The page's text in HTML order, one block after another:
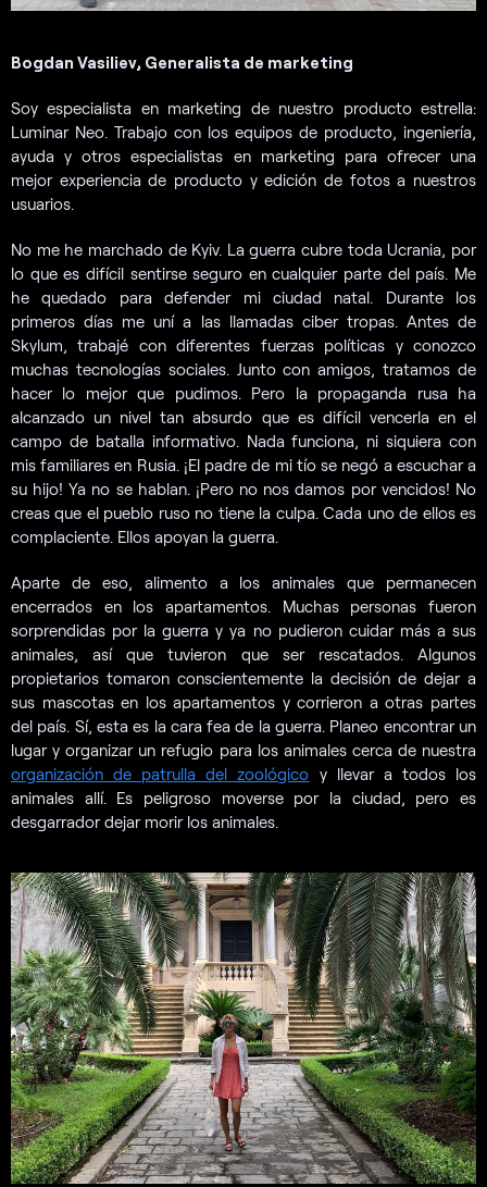
Bogdan Vasiliev, Generalista de marketing
Soy especialista en marketing de nuestro producto estrella:
Luminar Neo. Trabajo con los equipos de producto, ingeniería,
ayuda y otros especialistas en marketing para ofrecer una
mejor experiencia de producto y edición de fotos a nuestros
usuarios.
No me he marchado de Kyiv. La guerra cubre toda Ucrania, por
lo que es difícil sentirse seguro en cualquier parte del país. Me
he quedado para defender mi ciudad natal. Durante los
primeros días me uní a las llamadas ciber tropas. Antes de
Skylum, trabajé con diferentes fuerzas políticas y conozco
muchas tecnologías sociales. Junto con amigos, tratamos de
hacer lo mejor que pudimos. Pero la propaganda rusa ha
alcanzado un nivel tan absurdo que es difícil vencerla en el
campo de batalla informativo. Nada funciona, ni siquiera con
mis familiares en Rusia. ¡El padre de mi tío se negó a escuchar a
su hijo! Ya no se hablan. ¡Pero no nos damos por vencidos! No
creas que el pueblo ruso no tiene la culpa. Cada uno de ellos es
complaciente. Ellos apoyan la guerra.
Aparte de eso, alimento a los animales que permanecen
encerrados en los apartamentos. Muchas personas fueron
sorprendidas por la guerra y ya no pudieron cuidar más a sus
animales, así que tuvieron que ser rescatados. Algunos
propietarios tomaron conscientemente la decisión de dejar a
sus mascotas en los apartamentos y corrieron a otras partes
del país. Sí, esta es la cara fea de la guerra. Planeo encontrar un
lugar y organizar un refugio para los animales cerca de nuestra
organización de patrulla del zoológico y llevar a todos los
animales allí. Es peligroso moverse por la ciudad, pero es
desgarrador dejar morir los animales.